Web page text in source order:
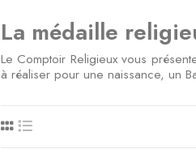
La médaille
Le Comptoir Religieux vous
à réaliser pour une naissance, un